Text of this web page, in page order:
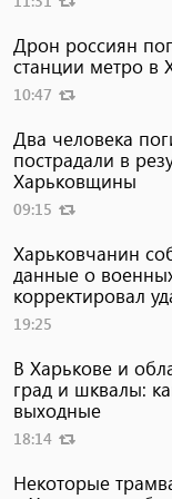
Дрон россиян
станции метро в
10:47
Два человека
пострадали в
Харьковщины
09:15
Харьковчанин
данные о
корректировал
19:25
В Харькове и
град и шквалы:
выходные
18:14
Некоторые